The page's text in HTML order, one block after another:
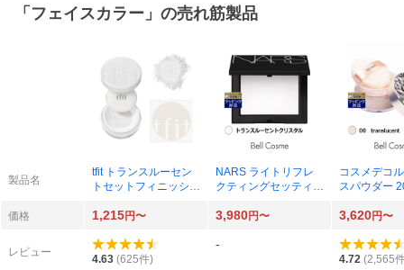
「 フェイスカラー 」の売れ筋製品
製品名
tfit トランスルーセン
トセットフィニッシン
ワイト）
NARS ライトリフレ
クティングセッティン
N 10g×1
コスメデコ
スパウダー
価格
1,215円〜 3,980円〜 3,620円〜
レビュー
4.63 (625件)
-
4.72 (2,565